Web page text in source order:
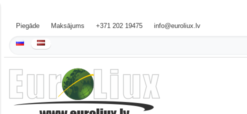
Piegāde Maksājums +371 202 19475 info@euroliux.lv